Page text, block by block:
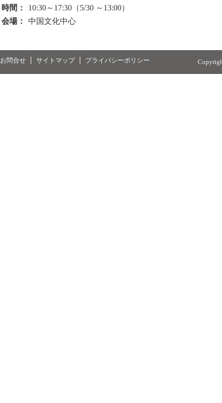
時間：
10:30～17:30（5/30 ～13:00）
会場：
中国文化中心
お問合せ サイトマップ プライバシーポリシー